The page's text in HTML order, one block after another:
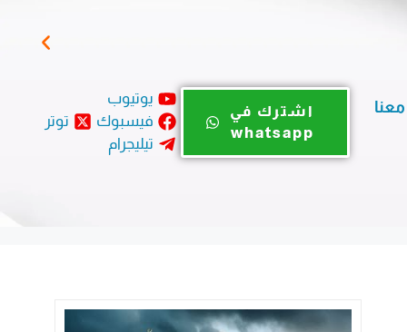
يوتيوب
فيسبوك
توتر
تيليجرام
اشترك في
whatsapp